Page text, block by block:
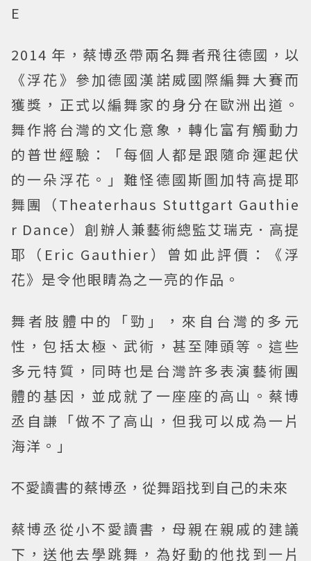
E
2014 年，蔡博丞帶兩名舞者飛往德國，以
《浮花》參加德國漢諾威國際編舞大賽而
獲獎，正式以編舞家的身分在歐洲出道。
舞作將台灣的文化意象，轉化富有觸動力
的普世經驗：「每個人都是跟隨命運起伏
的一朵浮花。」難怪德國斯圖加特高提耶
舞團（Theaterhaus Stuttgart Gauthie
r Dance）創辦人兼藝術總監艾瑞克．高提
耶（Eric Gauthier）曾如此評價：《浮
花》是令他眼睛為之一亮的作品。
舞者肢體中的「勁」，來自台灣的多元
性，包括太極、武術，甚至陣頭等。這些
多元特質，同時也是台灣許多表演藝術團
體的基因，並成就了一座座的高山。蔡博
丞自謙「做不了高山，但我可以成為一片
海洋。」
不愛讀書的蔡博丞，從舞蹈找到自己的未來
蔡博丞從小不愛讀書，母親在親戚的建議
下，送他去學跳舞，為好動的他找到一片